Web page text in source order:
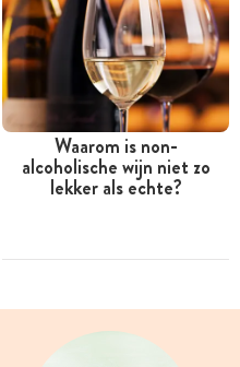
Waarom is non-
alcoholische wijn niet zo
lekker als echte?